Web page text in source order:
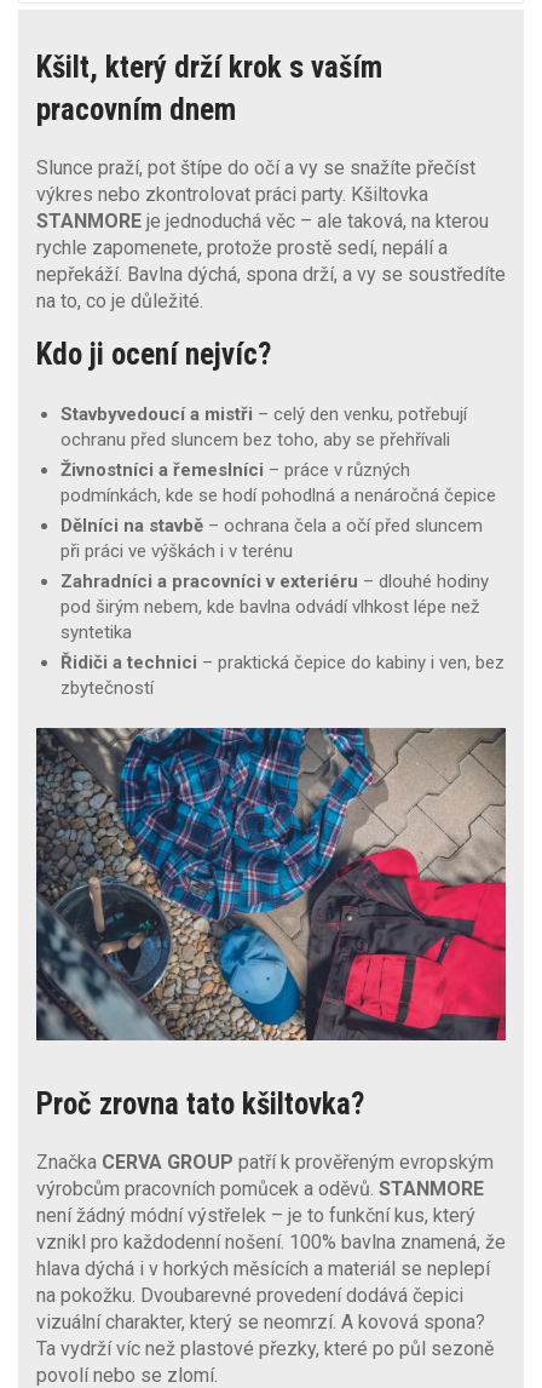
Kšilt, který drží krok s vaším
pracovním dnem
Slunce praží, pot štípe do očí a vy se snažíte přečíst
výkres nebo zkontrolovat práci party. Kšiltovka
STANMORE je jednoduchá věc – ale taková, na kterou
rychle zapomenete, protože prostě sedí, nepálí a
nepřekáží. Bavlna dýchá, spona drží, a vy se soustředíte
na to, co je důležité.
Kdo ji ocení nejvíc?
Stavbyvedoucí a mistři – celý den venku, potřebují
ochranu před sluncem bez toho, aby se přehřívali
Živnostníci a řemeslníci – práce v různých
podmínkách, kde se hodí pohodlná a nenáročná čepice
Dělníci na stavbě – ochrana čela a očí před sluncem
při práci ve výškách i v terénu
Zahradníci a pracovníci v exteriéru – dlouhé hodiny
pod širým nebem, kde bavlna odvádí vlhkost lépe než
syntetika
Řidiči a technici – praktická čepice do kabiny i ven, bez
zbytečností
Proč zrovna tato kšiltovka?
Značka CERVA GROUP patří k prověřeným evropským
výrobcům pracovních pomůcek a oděvů. STANMORE
není žádný módní výstřelek – je to funkční kus, který
vznikl pro každodenní nošení. 100% bavlna znamená, že
hlava dýchá i v horkých měsících a materiál se neplepí
na pokožku. Dvoubarevné provedení dodává čepici
vizuální charakter, který se neomrzí. A kovová spona?
Ta vydrží víc než plastové přezky, které po půl sezoně
povolí nebo se zlomí.